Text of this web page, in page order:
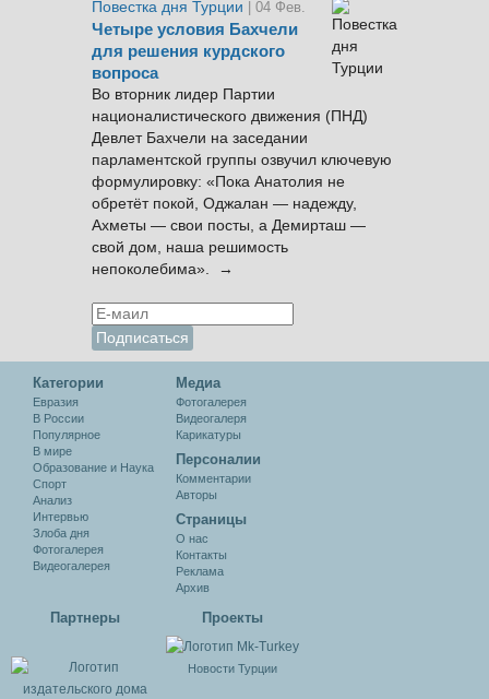
Повестка дня Турции
| 04 Фев.
Четыре условия Бахчели
для решения курдского
вопроса
Во вторник лидер Партии
националистического движения (ПНД)
Девлет Бахчели на заседании
парламентской группы озвучил ключевую
формулировку: «Пока Анатолия не
обретёт покой, Оджалан — надежду,
Ахметы — свои посты, а Демирташ —
свой дом, наша решимость
непоколебима». →
Категории
Евразия
В России
Популярное
В мире
Образование и Наука
Спорт
Анализ
Интервью
Злоба дня
Фотогалерея
Видеогалерея
Медиа
Фотогалерея
Видеогалеря
Карикатуры
Персоналии
Комментарии
Авторы
Cтраницы
О нас
Контакты
Реклама
Архив
Партнеры Проекты
Новости Турции